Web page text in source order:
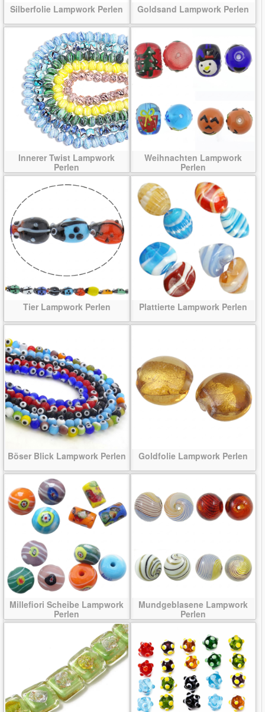
Silberfolie Lampwork Perlen Goldsand Lampwork Perlen
Innerer Twist Lampwork
Perlen
Weihnachten Lampwork
Perlen
Tier Lampwork Perlen Plattierte Lampwork Perlen
Böser Blick Lampwork Perlen Goldfolie Lampwork Perlen
Millefiori Scheibe Lampwork
Perlen
Mundgeblasene Lampwork
Perlen